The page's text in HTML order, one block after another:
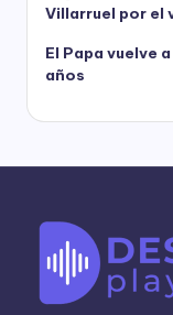
Villarruel por el
El Papa vuelve
años